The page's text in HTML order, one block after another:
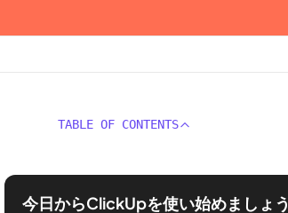
TABLE OF CONTENTS
今日からClickUpを使い始めましょう